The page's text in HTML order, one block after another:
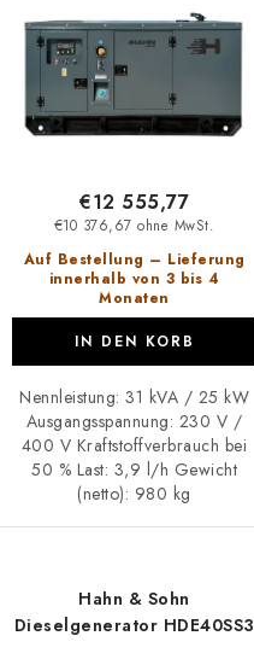
Auf Bestellung – Lieferung
innerhalb von 3 bis 4
Monaten
€10 376,67 ohne MwSt.
€12 555,77
IN DEN KORB
Nennleistung: 31 kVA / 25 kW
Ausgangsspannung: 230 V /
400 V Kraftstoffverbrauch bei
50 % Last: 3,9 l/h Gewicht
(netto): 980 kg
Hahn & Sohn
Dieselgenerator HDE40SS3